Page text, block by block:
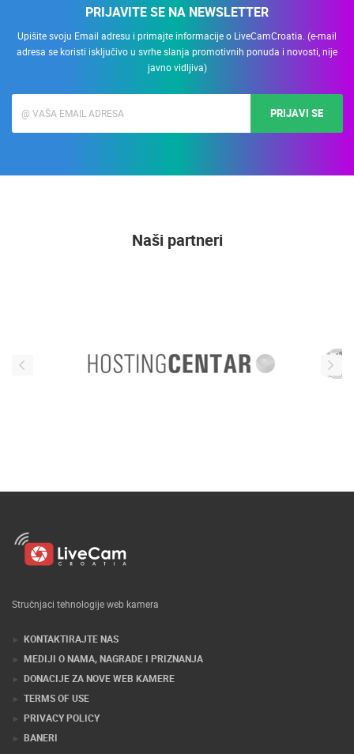
PRIJAVITE SE NA NEWSLETTER
Upišite svoju Email adresu i primajte informacije o LiveCamCroatia. (e-mail
adresa se koristi isključivo u svrhe slanja promotivnih ponuda i novosti, nije
javno vidljiva)
PRIJAVI SE
Naši partneri
Stručnjaci tehnologije web kamera
KONTAKTIRAJTE NAS
MEDIJI O NAMA, NAGRADE I PRIZNANJA
DONACIJE ZA NOVE WEB KAMERE
TERMS OF USE
PRIVACY POLICY
BANERI